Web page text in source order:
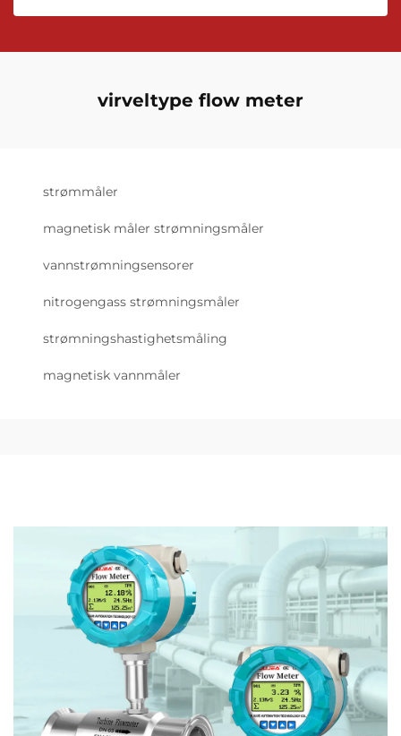
virveltype flow meter
strømmåler
magnetisk måler strømningsmåler
vannstrømningsensorer
nitrogengass strømningsmåler
strømningshastighetsmåling
magnetisk vannmåler